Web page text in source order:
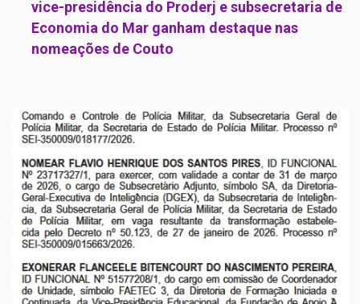
vice-presidência do Proderj e subsecretaria de
Economia do Mar ganham destaque nas
nomeações de Couto